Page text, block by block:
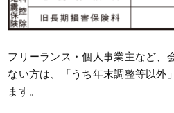
フリーランス・個人事業主など、
ない方は、「うち年末調整等以外
ます。